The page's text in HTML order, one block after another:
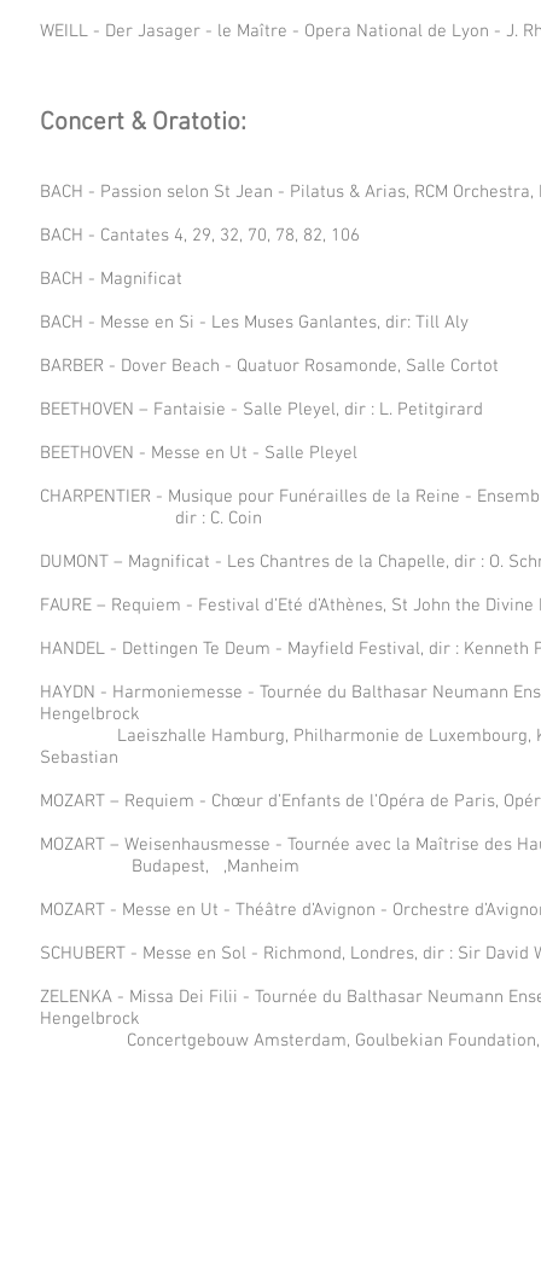
WEILL - Der Jasager - le Maître - Opera National de Lyon - J.
Concert & Oratotio:
BACH - Passion selon St Jean - Pilatus & Arias, RCM
BACH - Cantates 4, 29, 32, 70, 78, 82, 106
BACH - Magnificat
BACH - Messe en Si - Les Muses Ganlantes, dir: Till Aly
BARBER - Dover Beach - Quatuor Rosamonde, Salle Cortot
BEETHOVEN – Fantaisie - Salle Pleyel, dir : L. Petitgirard
BEETHOVEN - Messe en Ut - Salle Pleyel
CHARPENTIER - Musique pour Funérailles de la Reine -
dir : C. Coin
DUMONT – Magnificat - Les Chantres de la Chapelle, dir : O.
FAURE – Requiem - Festival d’Eté d’Athènes, St John the
HANDEL - Dettingen Te Deum - Mayfield Festival, dir : Kenneth
HAYDN - Harmoniemesse - Tournée du Balthasar Neumann
Hengelbrock
Laeiszhalle Hamburg, Philharmonie de Luxembourg,
Sebastian
MOZART – Requiem - Chœur d’Enfants de l’Opéra de Paris,
MOZART – Weisenhausmesse - Tournée avec la Maîtrise des
Budapest, ,Manheim
MOZART - Messe en Ut - Théâtre d’Avignon - Orchestre
SCHUBERT - Messe en Sol - Richmond, Londres, dir : Sir David
ZELENKA - Missa Dei Filii - Tournée du Balthasar Neumann
Hengelbrock
Concertgebouw Amsterdam, Goulbekian Foundation,